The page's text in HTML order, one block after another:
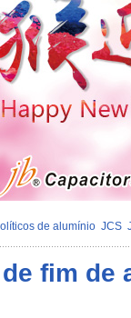
de alumínio JCS
fim de